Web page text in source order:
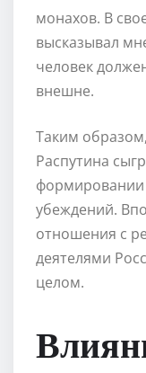
монахов. В
высказывал
человек
внешне.
Таким
Распутина
формировании
убеждений.
отношения с
деятелями
целом.